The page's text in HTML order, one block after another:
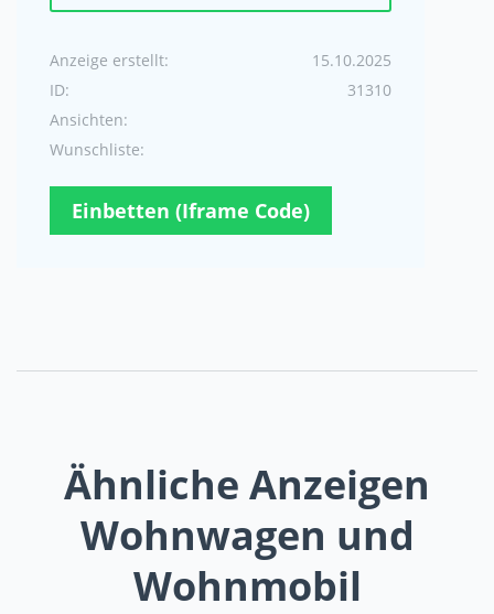
Anzeige erstellt:
15.10.2025
ID:
31310
Ansichten:
Wunschliste:
Einbetten (Iframe Code)
Ähnliche Anzeigen
Wohnwagen und
Wohnmobil